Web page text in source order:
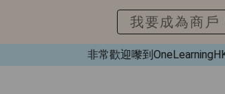
非常歡迎嚟到
我要成為商戶